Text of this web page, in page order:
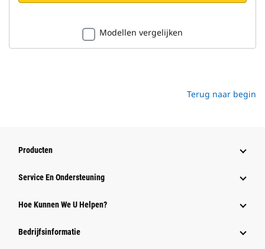
Modellen vergelijken
Terug naar begin
Producten
Service En Ondersteuning
Hoe Kunnen We U Helpen?
Bedrijfsinformatie